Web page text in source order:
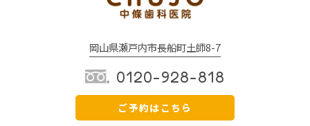
岡山県瀬戸内市長船町土師8-7
0120-928-818
ご予約はこちら